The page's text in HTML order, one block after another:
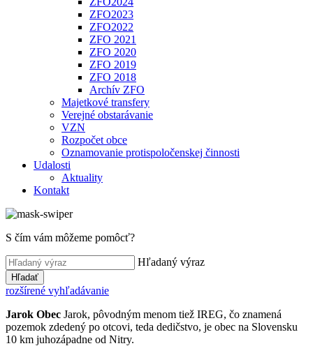
ZFO2023
ZFO2022
ZFO 2021
ZFO 2020
ZFO 2019
ZFO 2018
Archív ZFO
Majetkové transfery
Verejné obstarávanie
VZN
Rozpočet obce
Oznamovanie protispoločenskej činnosti
Udalosti
Aktuality
Kontakt
S čím vám môžeme pomôcť?
Hľadaný výraz
Hľadať
rozšírené vyhľadávanie
Jarok Obec Jarok, pôvodným menom tiež IREG, čo znamená
pozemok zdedený po otcovi, teda dedičstvo, je obec na Slovensku
10 km juhozápadne od Nitry.